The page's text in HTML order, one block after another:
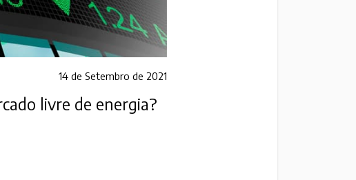
14 de Setembro de 2021
livre de energia?